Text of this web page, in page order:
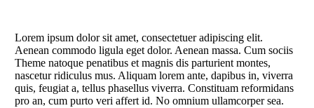
Lorem ipsum dolor sit amet, consectetuer adipiscing elit.
Aenean commodo ligula eget dolor. Aenean massa. Cum sociis
Theme natoque penatibus et magnis dis parturient montes,
nascetur ridiculus mus. Aliquam lorem ante, dapibus in, viverra
quis, feugiat a, tellus phasellus viverra. Constituam reformidans
pro an, cum purto veri affert id. No omnium ullamcorper sea.